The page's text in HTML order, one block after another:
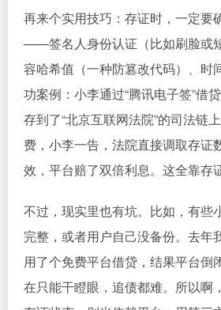
再来个实用技巧：存证时，一定要
——签名人身份认证（比如刷脸或
容哈希值（一种防篡改代码）、时
功案例：小李通过“腾讯电子签”借
存到了“北京互联网法院”的司法链
费，小李一告，法院直接调取存证
效，平台赔了双倍利息。这全靠存
不过，现实里也有坑。比如，有些
完整，或者用户自己没备份。去年
用了个免费平台借贷，结果平台倒
在只能干瞪眼，追债都难。所以啊